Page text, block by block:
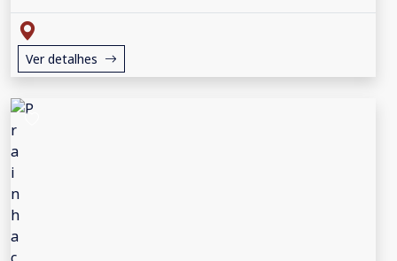
Ver detalhes